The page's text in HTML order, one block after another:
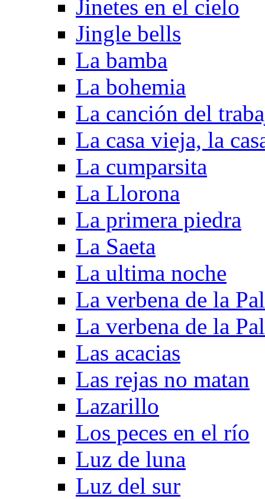
Jinetes en el cielo
Jingle bells
La bamba
La bohemia
La canción del
La casa vieja, la
La cumparsita
La Llorona
La primera piedra
La Saeta
La ultima noche
La verbena de la
La verbena de la
Las acacias
Las rejas no matan
Lazarillo
Los peces en el río
Luz de luna
Luz del sur